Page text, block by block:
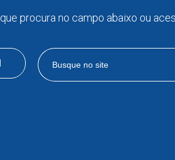
procura no campo abaixo ou